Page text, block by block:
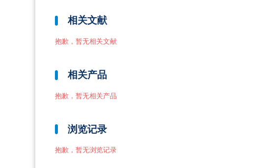
相关文献
抱歉，暂无相关文献
相关产品
抱歉，暂无相关产品
浏览记录
抱歉，暂无浏览记录